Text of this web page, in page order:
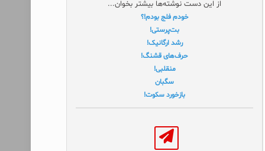
از این دست نوشته‌ها بیشتر بخوان...
خودم فلج بودم!؟
بت‌پرستی!
رشد ارگانیک!
حرف‌های قشنگ!
منقلبی!
سگبان
بازخورد سکوت!